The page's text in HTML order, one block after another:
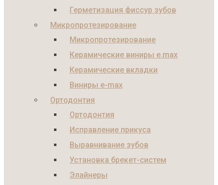
Герметизация фиссур зубов
Микропротезирование
Микропротезирование
Керамические виниры e.max
Керамические вкладки
Виниры e-max
Ортодонтия
Ортодонтия
Исправление прикуса
Выравнивание зубов
Установка брекет-систем
Элайнеры